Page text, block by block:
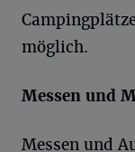
möglich.
Messen und
Messen und